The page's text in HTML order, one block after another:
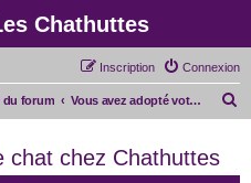
Chathuttes
Connexion
Inscription
du forum Vous avez adopté votre chat chez Chathuttes
h
chat chez Chathuttes